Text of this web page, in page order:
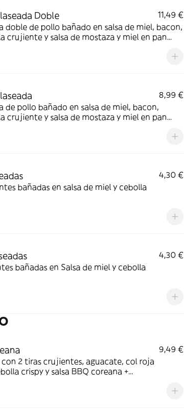
Doble
11,49 €
doble de pollo bañado en salsa de miel, bacon,
crujiente y salsa de mostaza y miel en pan
8,99 €
de pollo bañado en salsa de miel, bacon,
crujiente y salsa de mostaza y miel en pan
4,30 €
bañadas en salsa de miel y cebolla
4,30 €
bañadas en Salsa de miel y cebolla
9,49 €
2 tiras crujientes, aguacate, col roja
crispy y salsa BBQ coreana +